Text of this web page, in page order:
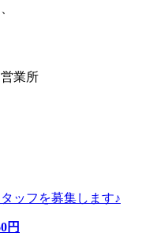
業所
ッフを募集します♪
円